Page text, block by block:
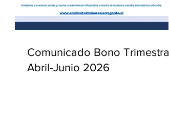
Comunicado Bono Trimestral
Abril-Junio 2026